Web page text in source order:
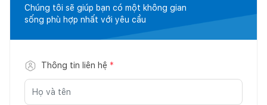
Chúng tôi sẽ giúp bạn có một không gian
sống phù hợp nhất với yêu cầu
Thông tin liên hệ *